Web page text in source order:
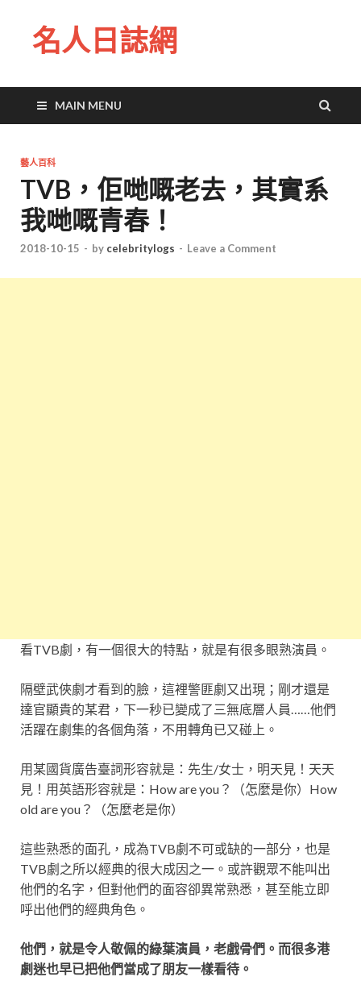
名人日誌網
MAIN MENU
藝人百科
TVB，佢哋嘅老去，其實系
我哋嘅青春！
2018-10-15 - by celebritylogs - Leave a Comment
看TVB劇，有一個很大的特點，就是有很多眼熟演員。
隔壁武俠劇才看到的臉，這裡警匪劇又出現；剛才還是
達官顯貴的某君，下一秒已變成了三無底層人員……他們
活躍在劇集的各個角落，不用轉角已又碰上。
用某國貨廣告臺詞形容就是：先生/女士，明天見！天天
見！用英語形容就是：How are you？（怎麼是你）How
old are you？（怎麼老是你）
這些熟悉的面孔，成為TVB劇不可或缺的一部分，也是
TVB劇之所以經典的很大成因之一。或許觀眾不能叫出
他們的名字，但對他們的面容卻異常熟悉，甚至能立即
呼出他們的經典角色。
他們，就是令人敬佩的綠葉演員，老戲骨們。而很多港
劇迷也早已把他們當成了朋友一樣看待。